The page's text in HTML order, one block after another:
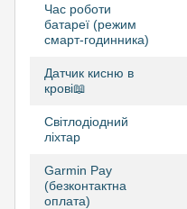
Час роботи
батареї (режим
смарт-годинника)
Датчик кисню в
крові📖
Світлодіодний
ліхтар
Garmin Pay
(безконтактна
оплата)